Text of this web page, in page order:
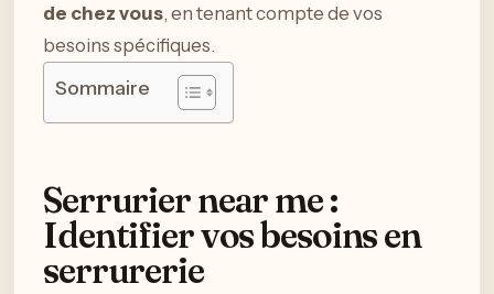
de chez vous, en tenant compte de vos
besoins spécifiques.
Sommaire
Serrurier near me :
Identifier vos besoins en
serrurerie